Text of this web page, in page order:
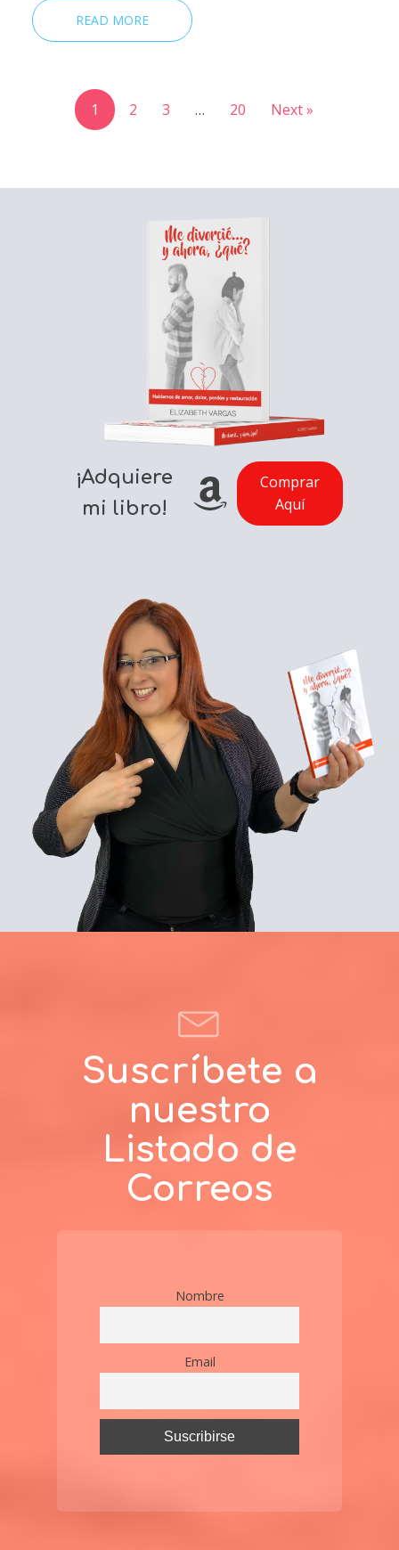
READ MORE
1 2 3 … 20 Next »
¡Adquiere
mi libro!
Comprar
Aquí
Suscríbete a
nuestro
Listado de
Correos
Nombre
Email